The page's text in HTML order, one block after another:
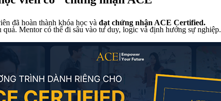
đã hoàn thành khóa học và đạt chứng nhận ACE Certified.
Mentor có thể đi sâu vào tư duy, logic và định hướng sự nghiệp.